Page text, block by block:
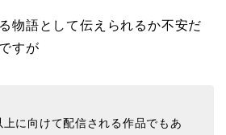
物語として伝えられるか不安だ
すが
上に向けて配信される作品でもあ